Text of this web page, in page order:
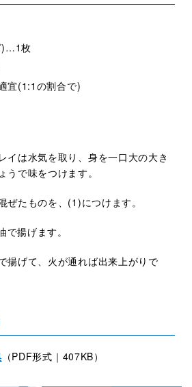
)…1枚
宜(1:1の割合で)
イは水気を取り、身を一口大の大き
うで味をつけます。
ぜたものを、(1)につけます。
揚げます。
揚げて、火が通れば出来上がりで
（PDF形式｜407KB）